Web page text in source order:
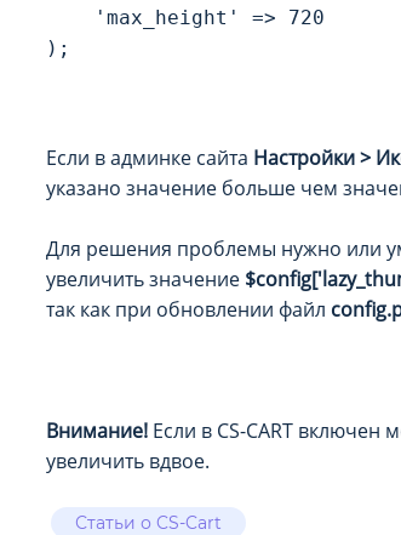
    'max_height' => 720
Если в админке сайта Настройки >
указано значение больше чем
Для решения проблемы нужно или
увеличить значение
так как при обновлении файл
Внимание! Если в CS-CART включен
увеличить вдвое.
Статьи о CS-Cart